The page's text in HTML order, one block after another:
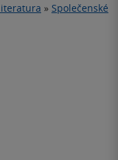
» Společenské